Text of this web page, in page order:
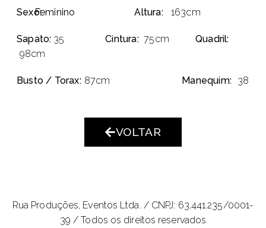
Sexo:Feminino Altura: 163cm
Sapato: 35 Cintura: 75cm
Quadril:
98cm
Busto / Torax: 87cm Manequim: 38
VOLTAR
Rua Produções, Eventos Ltda. / CNPJ: 63.441.235/0001-
39 / Todos os direitos reservados